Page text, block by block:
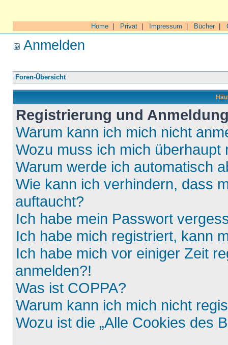
Home Privat Impressum Bücher|
Anmelden
Foren-Übersicht
Registrierung und
Warum kann ich mich nicht
Wozu muss ich mich überhaupt
Warum werde ich automatisch
Wie kann ich verhindern, dass
auftaucht?
Ich habe mein Passwort
Ich habe mich registriert, kann
Ich habe mich vor einiger Zeit
anmelden?!
Was ist COPPA?
Warum kann ich mich nicht
Wozu ist die „Alle Cookies des